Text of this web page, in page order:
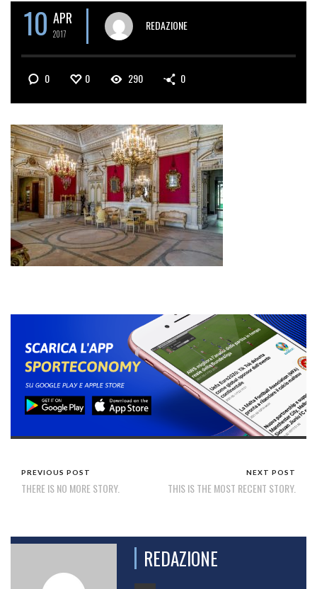
10 APR
2017
REDAZIONE
0 0 290 0
PREVIOUS POST
THERE IS NO MORE STORY.
NEXT POST
THIS IS THE MOST RECENT STORY.
REDAZIONE